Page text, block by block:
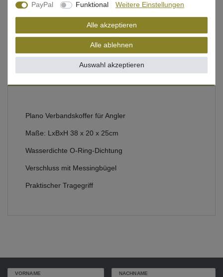
Beschreibung
Bewertung
Produktsicherheit
Plano Verbandskoffer für Angler
Maße: LxBxH 38 x 20 x 25cm
Wasserdichte O-Ring-Dichtung
Verschluss mit Messingbügel
Praktischer Tragegriff
VORNAME NACHNAME
PayPal
Funktional Weitere Einstellungen
Alle akzeptieren
Alle ablehnen
Auswahl akzeptieren